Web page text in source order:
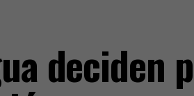
deciden